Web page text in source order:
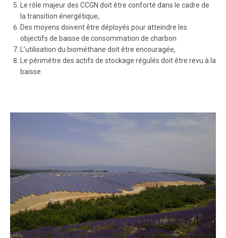
Le rôle majeur des CCGN doit être conforté dans le cadre de
la transition énergétique,
Des moyens doivent être déployés pour atteindre les
objectifs de baisse de consommation de charbon
L’utilisation du biométhane doit être encouragée,
Le périmètre des actifs de stockage régulés doit être revu à la
baisse.